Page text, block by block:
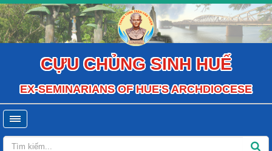
CỰU CHỦNG SINH HUẾ
EX-SEMINARIANS OF HUE'S ARCHDIOCESE